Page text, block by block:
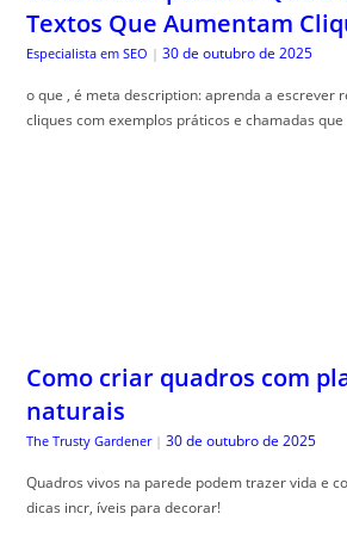
Textos Que Aumentam
Especialista em SEO | 30 de outubro de 2025
o que , é meta description: aprenda a escrever
cliques com exemplos práticos e chamadas
Como criar quadros com
naturais
The Trusty Gardener | 30 de outubro de 2025
Quadros vivos na parede podem trazer vida e
dicas incr, íveis para decorar!